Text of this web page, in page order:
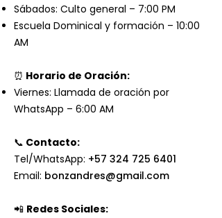
Sábados: Culto general – 7:00 PM
Escuela Dominical y formación – 10:00
AM
⏰ Horario de Oración:
Viernes: Llamada de oración por
WhatsApp – 6:00 AM
📞 Contacto:
Tel/WhatsApp: +57 324 725 6401
Email: bonzandres@gmail.com
📲 Redes Sociales: